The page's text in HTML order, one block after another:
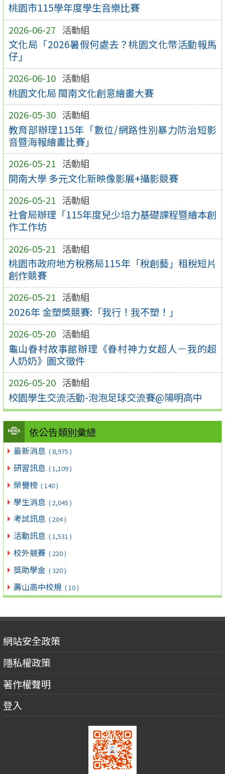
桃園市115學年度學生音樂比賽
2026-06-27 活動組
文化局「2026暑假何處去？桃園文化幣活動報馬
仔」
2026-06-10 活動組
桃園文化局 閩南文化創意繪畫大賽
2026-05-30 活動組
教育部辦理115年「數位/網路性別暴力防治短影
音暨海報繪畫比賽」
2026-05-21 活動組
開南大學 多元文化新映像影展+攝影競賽
2026-05-21 活動組
社會局辦理「115年度兒少培力基礎課程暨繪本創
作工作坊
2026-05-21 活動組
桃園市政府地方稅務局115年「稅創藝」租稅短片
創作競賽
2026-05-21 活動組
2026年 金塑獎競賽:「我行！我不塑！」
2026-05-20 活動組
龜山眷村故事館辦理《眷村神力女超人－我的超
人奶奶》圖文徵件
2026-05-20 活動組
校園學生交流活動-泡泡足球交流賽@陽明高中
依公告類別彙總
最新消息 ( 8,975 )
研習訊息 ( 1,109 )
榮譽榜 ( 140 )
學生消息 ( 2,045 )
考試訊息 ( 204 )
活動訊息 ( 1,531 )
校外競賽 ( 220 )
獎助學金 ( 320 )
壽山高中校規 ( 10 )
網站安全政策
隱私權政策
著作權聲明
登入